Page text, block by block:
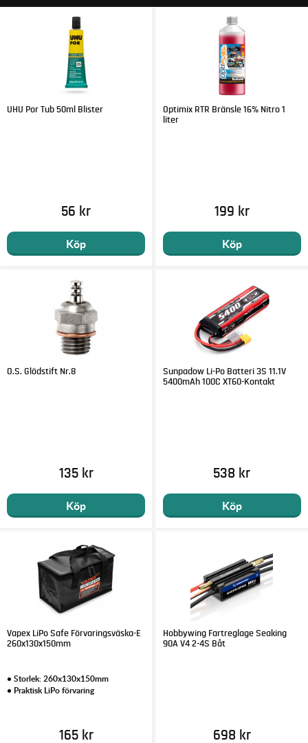
UHU Por Tub 50ml Blister
56 kr
Köp
Optimix RTR Bränsle 16% Nitro 1
liter
199 kr
Köp
O.S. Glödstift Nr.8
135 kr
Köp
Sunpadow Li-Po Batteri 3S 11.1V
5400mAh 100C XT60-Kontakt
538 kr
Köp
Vapex LiPo Safe Förvaringsväska-E
260x130x150mm
• Storlek: 260x130x150mm
• Praktisk LiPo förvaring
165 kr
Hobbywing Fartreglage Seaking
90A V4 2-4S Båt
698 kr